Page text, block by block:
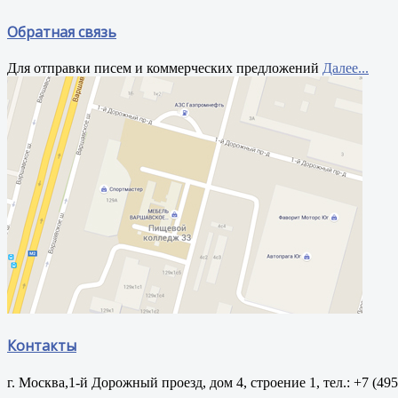
Обратная связь
Для отправки писем и коммерческих предложений Далее...
Контакты
г. Москва,1-й Дорожный проезд, дом 4, строение 1, тел.: +7